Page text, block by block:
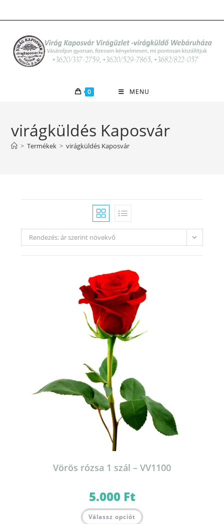
to
0 MENU
virágküldés Kaposvár
> Termékek > virágküldés Kaposvár
Rendezés: ár szerint növekvő
Vörös rózsa 1 szál – VV1100
5.000 Ft
Válassz opciót